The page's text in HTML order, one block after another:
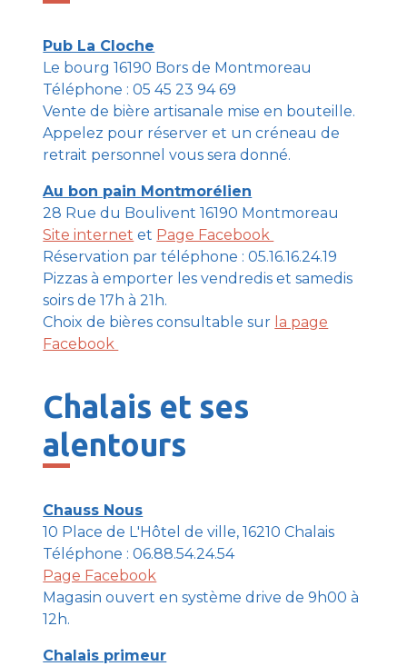
Pub La Cloche
Le bourg 16190 Bors de Montmoreau
Téléphone : 05 45 23 94 69
Vente de bière artisanale mise en bouteille.
Appelez pour réserver et un créneau de
retrait personnel vous sera donné.
Au bon pain Montmorélien
28 Rue du Boulivent 16190 Montmoreau
Site internet et Page Facebook
Réservation par téléphone : 05.16.16.24.19
Pizzas à emporter les vendredis et samedis
soirs de 17h à 21h.
Choix de bières consultable sur la page
Facebook
Chalais et ses
alentours
Chauss Nous
10 Place de L'Hôtel de ville, 16210 Chalais
Téléphone : 06.88.54.24.54
Page Facebook
Magasin ouvert en système drive de 9h00 à
12h.
Chalais primeur